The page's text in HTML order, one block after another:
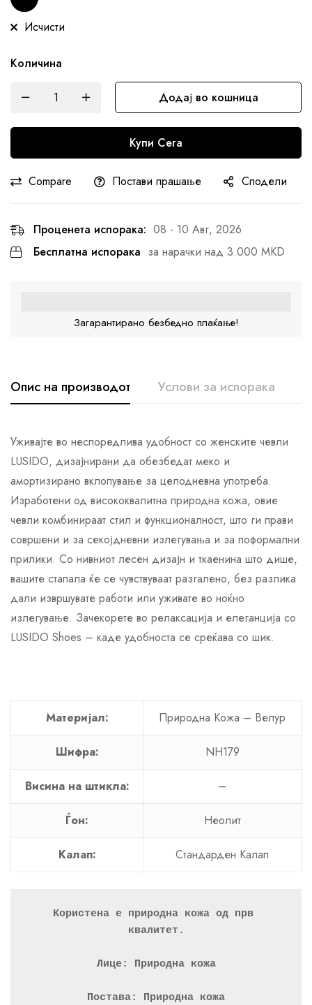
Исчисти
Количина
Додај во кошница
Купи Сега
Compare Постави прашање Сподели
Проценета испорака: 08 - 10 Авг, 2026
Бесплатна испорака за нарачки над 3.000 MKD
Загарантирано безбедно плаќање!
Опис на производот Услови за испорака
Уживајте во неспоредлива удобност со женските чевли
LUSIDO, дизајнирани да обезбедат меко и
амортизирано вклопување за целодневна употреба.
Изработени од висококвалитна природна кожа, овие
чевли комбинираат стил и функционалност, што ги прави
совршени и за секојдневни излегувања и за поформални
прилики. Со нивниот лесен дизајн и ткаенина што дише,
вашите стапала ќе се чувствуваат разгалено, без разлика
дали извршувате работи или уживате во ноќно
излегување. Зачекорете во релаксација и елеганција со
LUSIDO Shoes – каде удобноста се среќава со шик.
Материјал: Природна Кожа – Велур
Шифра: NH179
Висина на штикла: –
Ѓон: Неолит
Калап: Стандарден Калап
Користена е природна кожа од прв
квалитет.
Лице: Природна кожа
Постава: Природна кожа